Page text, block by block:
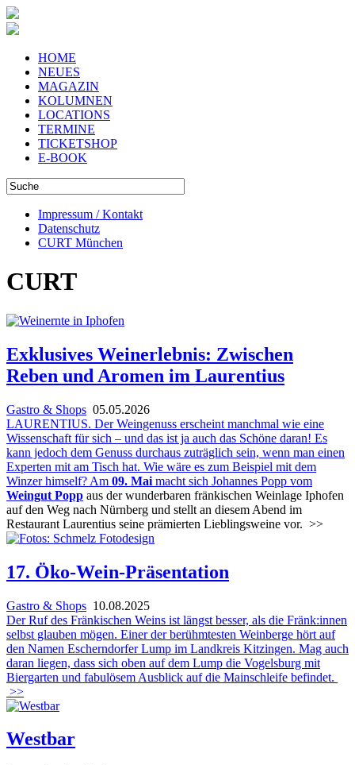
HOME
NEUES
MAGAZIN
KOLUMNEN
LOCATIONS
TERMINE
TICKETSHOP
E-BOOK
Impressum / Kontakt
Datenschutz
CURT München
CURT
Exklusives Weinerlebnis: Zwischen
Reben und Aromen im Laurentius
Gastro & Shops 05.05.2026
LAURENTIUS. Der Weingenuss erscheint manchmal wie eine
Wissenschaft für sich – und das ist ja auch das Schöne daran! Es
kann jedoch dem Genuss durchaus zuträglich sein, wenn man einen
Experten mit am Tisch hat. Wie wäre es zum Beispiel mit dem
Winzer himself? Am 09. Mai macht sich Johannes Popp vom
Weingut Popp aus der wunderbaren fränkischen Weinlage Iphofen
auf den Weg nach Nürnberg und stellt an diesem Abend im
Restaurant Laurentius seine prämierten Lieblingsweine vor. >>
17. Öko-Wein-Präsentation
Gastro & Shops 10.08.2025
Der Ruf des Fränkischen Weins ist längst besser, als die Fränk:innen
selbst glauben mögen. Einer der berühmtesten Weinberge hört auf
den Namen Escherndorfer Lump im Landkreis Kitzingen. Mag auch
daran liegen, dass sich oben auf dem Lump die Vogelsburg mit
Biergarten und fabulösem Ausblick auf die Mainschleife befindet.
>>
Westbar